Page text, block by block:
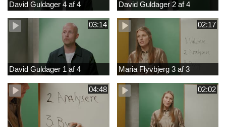
David Guldager 4 af 4 David Guldager 2 af 4
03:14
David Guldager 1 af 4
02:17
Maria Flyvbjerg 3 af 3
04:48 02:02